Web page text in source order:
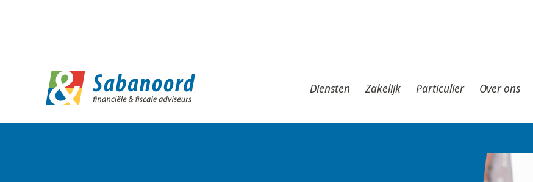
Diensten Zakelijk Particulier Over ons